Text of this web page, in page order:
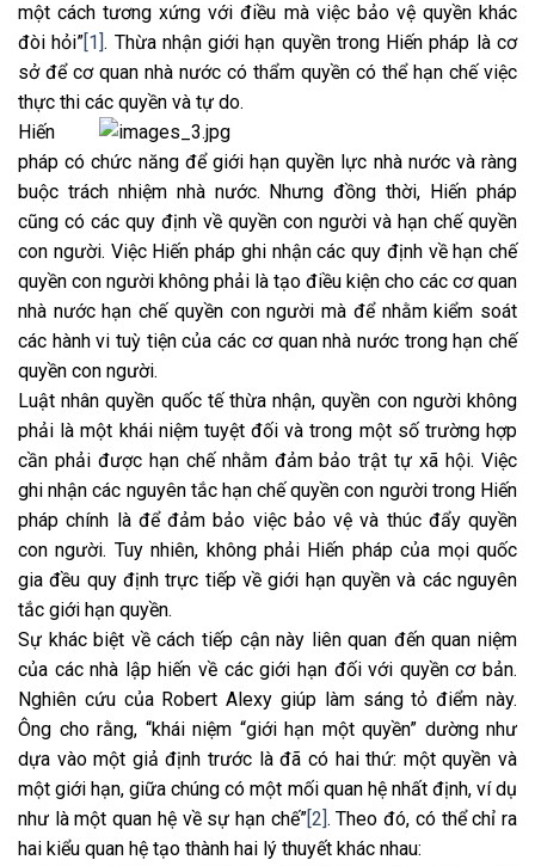
một cách tương xứng với điều mà việc bảo vệ quyền khác
đòi hỏi” [1]. Thừa nhận giới hạn quyền trong Hiến pháp là cơ
sở để cơ quan nhà nước có thẩm quyền có thể hạn chế việc
thực thi các quyền và tự do.
Hiến
pháp có chức năng để giới hạn quyền lực nhà nước và ràng
buộc trách nhiệm nhà nước. Nhưng đồng thời, Hiến pháp
cũng có các quy định về quyền con người và hạn chế quyền
con người. Việc Hiến pháp ghi nhận các quy định về hạn chế
quyền con người không phải là tạo điều kiện cho các cơ quan
nhà nước hạn chế quyền con người mà để nhằm kiểm soát
các hành vi tuỳ tiện của các cơ quan nhà nước trong hạn chế
quyền con người.
Luật nhân quyền quốc tế thừa nhận, quyền con người không
phải là một khái niệm tuyệt đối và trong một số trường hợp
cần phải được hạn chế nhằm đảm bảo trật tự xã hội. Việc
ghi nhận các nguyên tắc hạn chế quyền con người trong Hiến
pháp chính là để đảm bảo việc bảo vệ và thúc đẩy quyền
con người. Tuy nhiên, không phải Hiến pháp của mọi quốc
gia đều quy định trực tiếp về giới hạn quyền và các nguyên
tắc giới hạn quyền.
Sự khác biệt về cách tiếp cận này liên quan đến quan niệm
của các nhà lập hiến về các giới hạn đối với quyền cơ bản.
Nghiên cứu của Robert Alexy giúp làm sáng tỏ điểm này.
Ông cho rằng, “khái niệm “giới hạn một quyền” dường như
dựa vào một giả định trước là đã có hai thứ: một quyền và
một giới hạn, giữa chúng có một mối quan hệ nhất định, ví dụ
như là một quan hệ về sự hạn chế”[2] . Theo đó, có thể chỉ ra
hai kiểu quan hệ tạo thành hai lý thuyết khác nhau: